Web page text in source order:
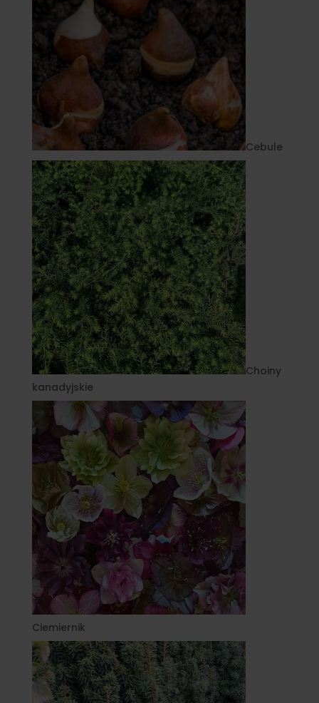
Cebule
Choiny
kanadyjskie
Ciemiernik